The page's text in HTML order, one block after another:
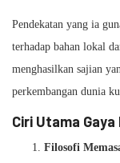
Pendekatan yang ia
terhadap bahan lokal
menghasilkan sajian
perkembangan dunia
Ciri Utama
Filosofi